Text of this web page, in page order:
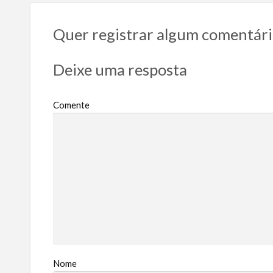
Quer registrar algum
Deixe uma resposta
Comente
Nome